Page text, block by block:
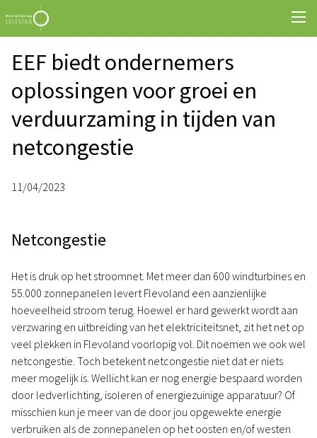
EEF biedt ondernemers
oplossingen voor groei en
verduurzaming in tijden van
netcongestie
11/04/2023
Netcongestie
Het is druk op het stroomnet. Met meer dan 600 windturbines en
55.000 zonnepanelen levert Flevoland een aanzienlijke
hoeveelheid stroom terug. Hoewel er hard gewerkt wordt aan
verzwaring en uitbreiding van het elektriciteitsnet, zit het net op
veel plekken in Flevoland voorlopig vol. Dit noemen we ook wel
netcongestie. Toch betekent netcongestie niet dat er niets
meer mogelijk is. Wellicht kan er nog energie bespaard worden
door ledverlichting, isoleren of energiezuinige apparatuur? Of
misschien kun je meer van de door jou opgewekte energie
verbruiken als de zonnepanelen op het oosten en/of westen